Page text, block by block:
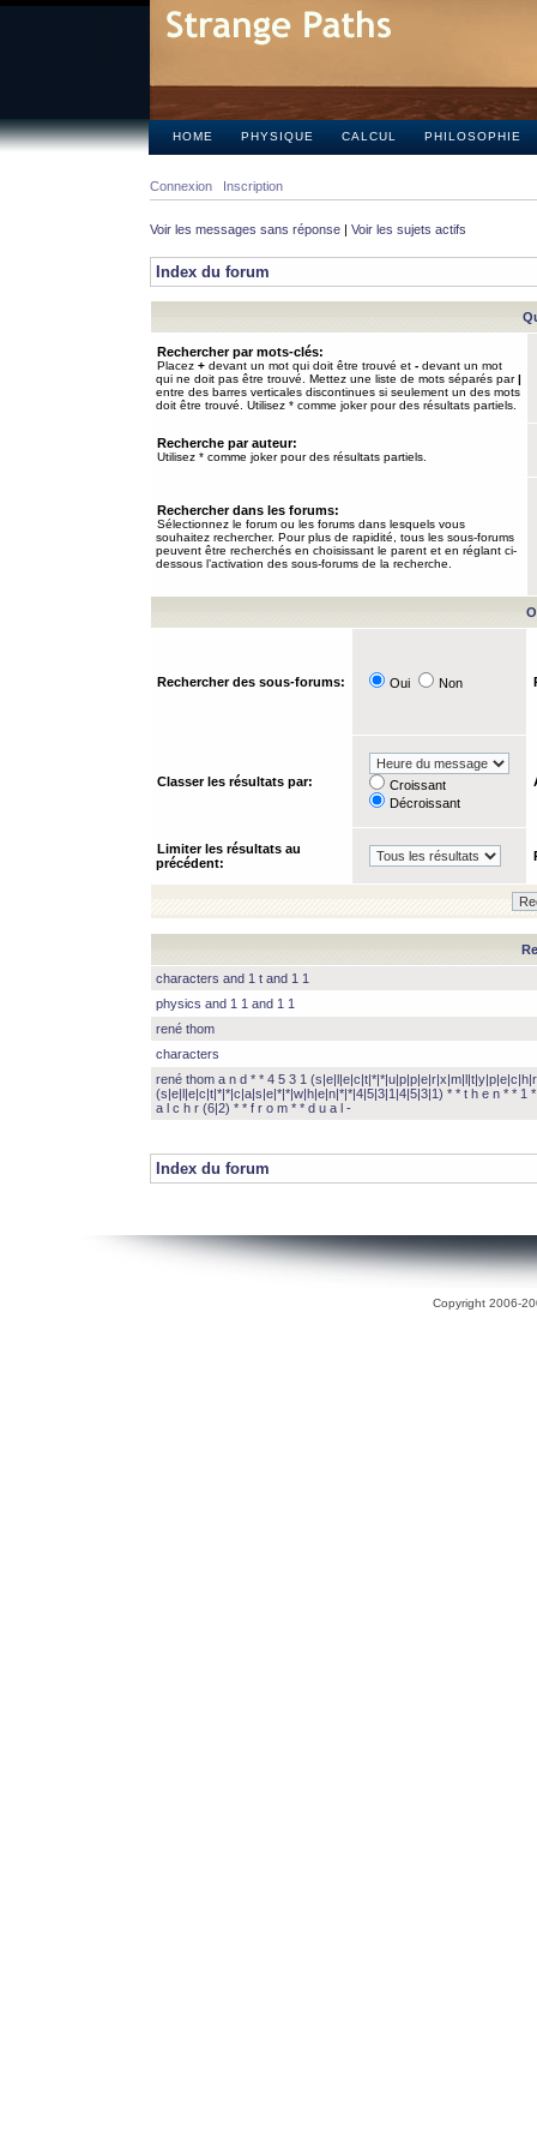
HOME PHYSIQUE CALCUL PHILOSOPHIE
Connexion Inscription
Voir les messages sans réponse | Voir les sujets actifs
Index du forum
Rechercher par mots-clés:
Placez + devant un mot qui doit être trouvé et - devant un mot
qui ne doit pas être trouvé. Mettez une liste de mots séparés par|
entre des barres verticales discontinues si seulement un des mots
doit être trouvé. Utilisez * comme joker pour des résultats partiels.
Recherche par auteur:
Utilisez * comme joker pour des résultats partiels.
Rechercher dans les forums:
Sélectionnez le forum ou les forums dans lesquels vous
souhaitez rechercher. Pour plus de rapidité, tous les sous-forums
peuvent être recherchés en choisissant le parent et en réglant ci-
dessous l’activation des sous-forums de la recherche.
Rechercher des sous-forums: Oui Non
Classer les résultats par:
Croissant
Décroissant
Limiter les résultats au
précédent:
characters and 1 t and 1 1
physics and 1 1 and 1 1
rené thom
characters
rené thom a n d * * 4 5 3 1
(s|e|l|e|c|t|*|*|c|a|s|e|*|*|w|h|e|n|*|*|4|5|3|1|4|5|3|1) * * t h e n * * 1
a l c h r (6|2) * * f r o m * * d u a l -
Index du forum
Copyright 2006-